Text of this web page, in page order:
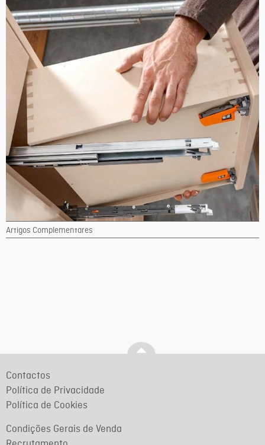
Artigos Complementares
Contactos
Política de Privacidade
Política de Cookies
Condições Gerais de Venda